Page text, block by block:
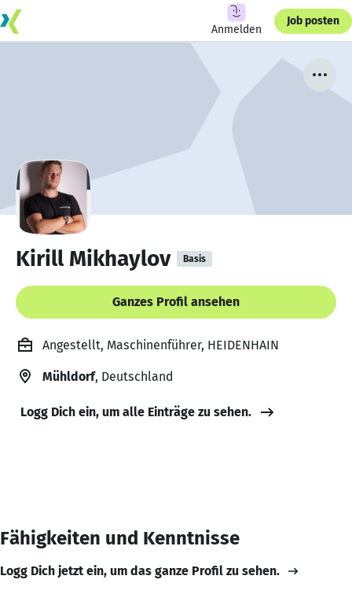
Anmelden
Job posten
Kirill Mikhaylov Basis
Ganzes Profil ansehen
Angestellt, Maschinenführer, HEIDENHAIN
Mühldorf, Deutschland
Logg Dich ein, um alle Einträge zu sehen.
Fähigkeiten und Kenntnisse
Logg Dich jetzt ein, um das ganze Profil zu sehen.